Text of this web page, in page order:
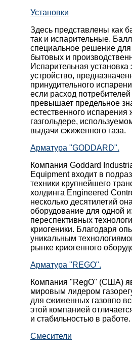
Установки
Здесь представлены как
так и испарительные.
специальное решение
бытовых и
Испарительная установка
устройство,
принудительного
если расход
превышает предельное
естественного
газгольдере,
выдачи сжиженного газа.
Арматура "GODDARD".
Компания Goddard
Equipment входит в
техники крупнейшего
холдинга Engineered
несколько десятилетий
оборудование для одной
переспективных
криогеники. Благодаря
уникальным
рынке криогенного
Арматура "REGO".
Компания "RegO" (США)
мировым лидером
для сжиженных газовпо
этой компанией
и стабильностью в работе.
Смесители